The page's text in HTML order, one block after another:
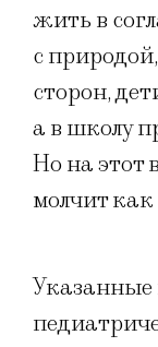
жить в
с
сторон,
а в школу
Но на
молчит
Указанные